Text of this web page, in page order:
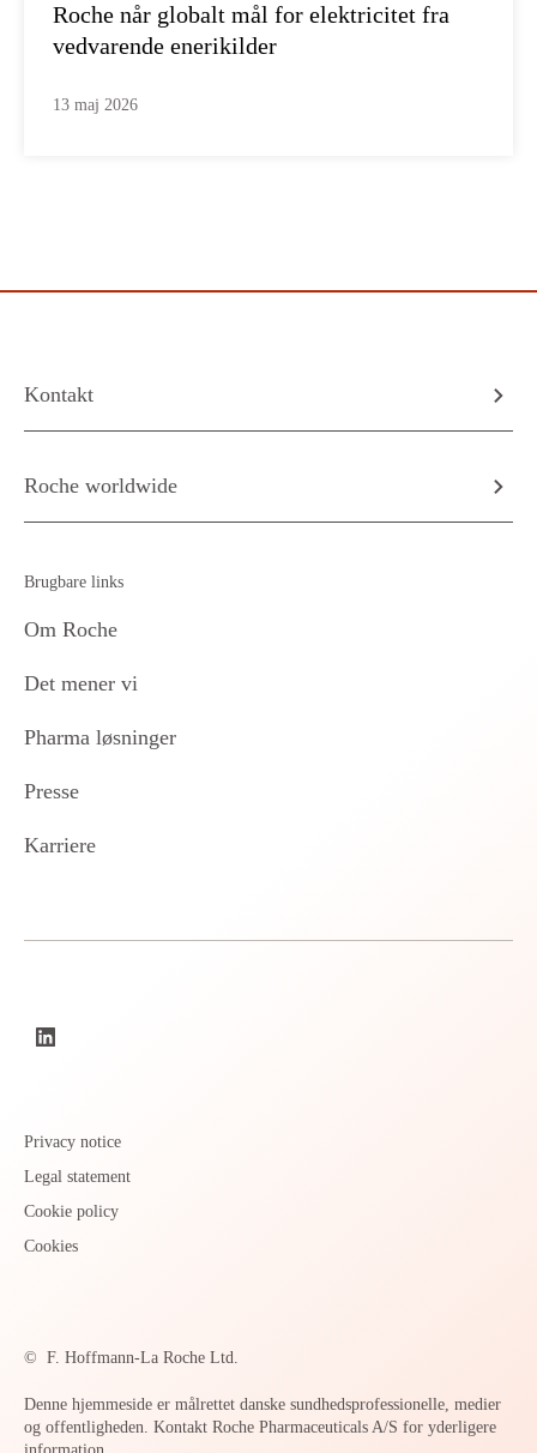
Roche når globalt mål for elektricitet fra
vedvarende enerikilder
13 maj 2026
Kontakt
Roche worldwide
Brugbare links
Om Roche
Det mener vi
Pharma løsninger
Presse
Karriere
Privacy notice
Legal statement
Cookie policy
Cookies
© F. Hoffmann-La Roche Ltd.
Denne hjemmeside er målrettet danske sundhedsprofessionelle, medier
og offentligheden. Kontakt Roche Pharmaceuticals A/S for yderligere